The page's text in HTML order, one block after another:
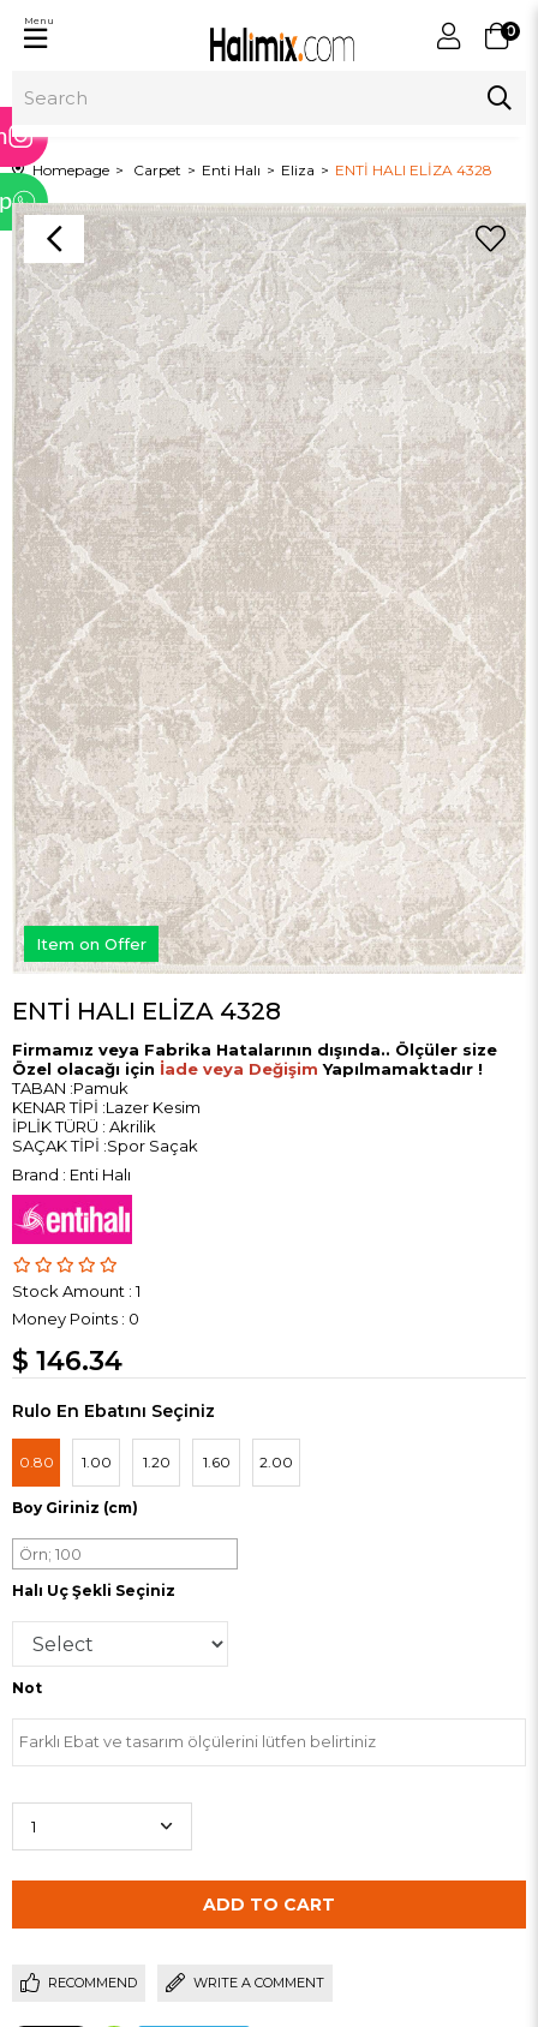
0
Menu
Homepage Carpet Enti Halı Eliza ENTİ HALI ELİZA 4328
Item on Offer
ENTİ HALI ELİZA 4328
Firmamız veya Fabrika Hatalarının dışında.. Ölçüler size
Özel olacağı için İade veya Değişim Yapılmamaktadır !
TABAN :Pamuk
KENAR TİPİ :Lazer Kesim
İPLİK TÜRÜ : Akrilik
SAÇAK TİPİ :Spor Saçak
Brand : Enti Halı
Stock Amount : 1
Money Points : 0
$ 146.34
Rulo En Ebatını Seçiniz
0.80 1.00 1.20 1.60 2.00
Boy Giriniz (cm)
Halı Uç Şekli Seçiniz
Not
RECOMMEND WRITE A COMMENT